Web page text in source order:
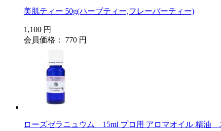
美肌ティー 50g(ハーブティー,フレーバーティー)
1,100 円
会員価格： 770 円
ローズゼラニュウム 15ml プロ用 アロマオイル 精油